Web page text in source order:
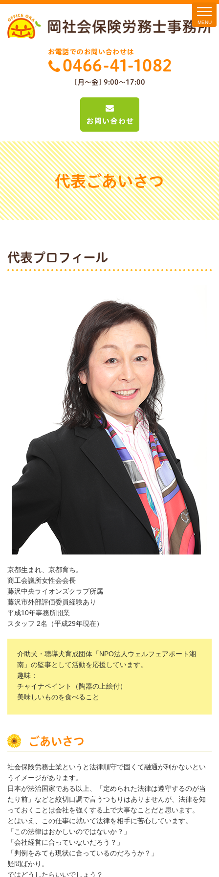
[月～金] 9:00～17:00
代表ごあいさつ
代表プロフィール
京都生まれ、京都育ち。
商工会議所女性会会長
藤沢中央ライオンズクラブ所属
藤沢市外部評価委員経験あり
平成10年事務所開業
スタッフ 2名（平成29年現在）
介助犬・聴導犬育成団体「NPO法人ウェルフェアポート湘
南」の監事として活動を応援しています。
趣味：
チャイナペイント（陶器の上絵付）
美味しいものを食べること
ごあいさつ
社会保険労務士業というと法律順守で固くて融通が利かないとい
うイメージがあります。
日本が法治国家である以上、「定められた法律は遵守するのが当
たり前」などと紋切口調で言うつもりはありませんが、法律を知
っておくことは会社を強くする上で大事なことだと思います。
とはいえ、この仕事に就いて法律を相手に苦心しています。
「この法律はおかしいのではないか？」
「会社経営に合っていないだろう？」
「判例をみても現状に合っているのだろうか？」
疑問ばかり。
ではどうしたらいいでしょう？